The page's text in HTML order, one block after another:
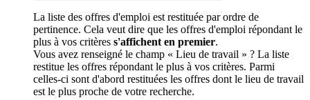
La liste des offres d'emploi est restituée par ordre de
pertinence. Cela veut dire que les offres d'emploi répondant le
plus à vos critères s'affichent en premier.
Vous avez renseigné le champ « Lieu de travail » ? La liste
restitue les offres répondant le plus à vos critères. Parmi
celles-ci sont d'abord restituées les offres dont le lieu de travail
est le plus proche de votre recherche.